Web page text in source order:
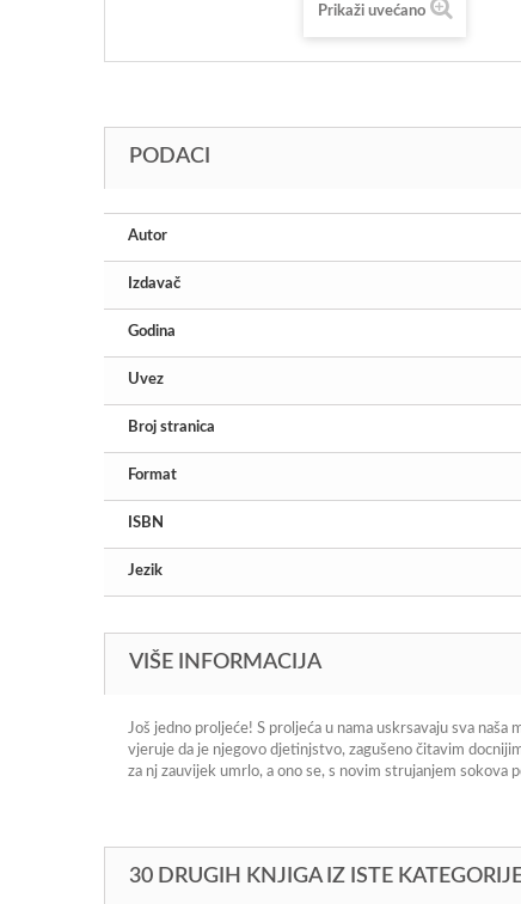
Prikaži uvećano
PODACI
Autor
Izdavač
Godina
Uvez
Broj stranica
Format
ISBN
Jezik
VIŠE INFORMACIJA
Još jedno proljeće! S proljeća u nama uskrsavaju sva
vjeruje da je njegovo djetinjstvo, zagušeno čitavim
za nj zauvijek umrlo, a ono se, s novim strujanjem
30 DRUGIH KNJIGA IZ ISTE